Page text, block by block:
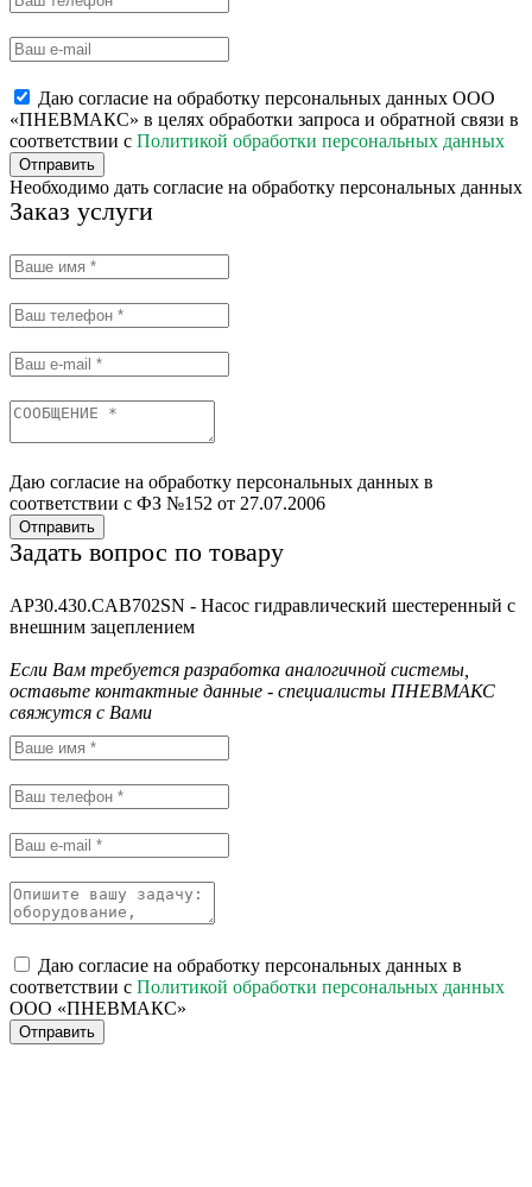
Даю согласие на обработку персональных данных ООО
«ПНЕВМАКС» в целях обработки запроса и обратной связи в
соответствии с Политикой обработки персональных данных
Отправить
Необходимо дать согласие на обработку персональных данных
Заказ услуги
Даю согласие на обработку персональных данных в
соответствии с ФЗ №152 от 27.07.2006
Отправить
Задать вопрос по товару
AP30.430.CAB702SN - Насос гидравлический шестеренный с
внешним зацеплением
Если Вам требуется разработка аналогичной системы,
оставьте контактные данные - специалисты ПНЕВМАКС
свяжутся с Вами
Даю согласие на обработку персональных данных в
соответствии с Политикой обработки персональных данных
ООО «ПНЕВМАКС»
Отправить